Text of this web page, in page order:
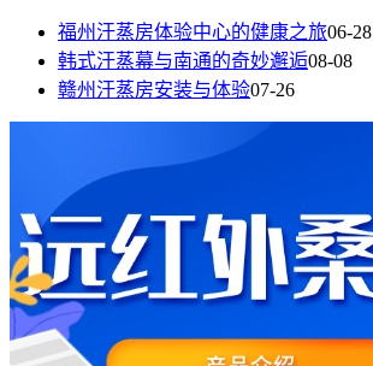
福州汗蒸房体验中心的健康之旅06-28
韩式汗蒸幕与南通的奇妙邂逅08-08
赣州汗蒸房安装与体验07-26